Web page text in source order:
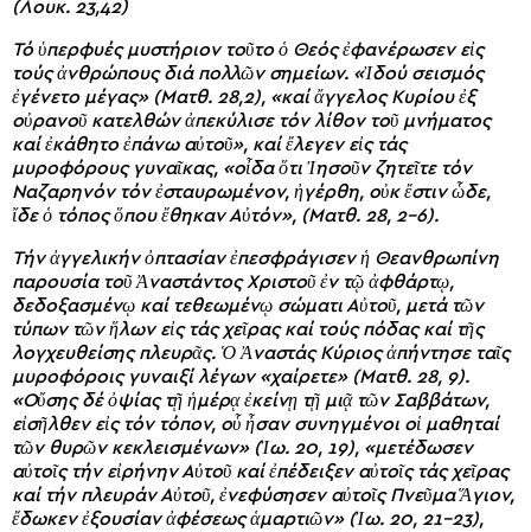
(Λουκ. 23,42)
Τό ὑπερφυές μυστήριον τοῦτο ὁ Θεός ἐφανέρωσεν εἰς
τούς ἀνθρώπους διά πολλῶν σημείων. «Ἰδού σεισμός
ἐγένετο μέγας» (Ματθ. 28,2), «καί ἄγγελος Κυρίου ἐξ
οὐρανοῦ κατελθών ἀπεκύλισε τόν λίθον τοῦ μνήματος
καί ἐκάθητο ἐπάνω αὐτοῦ», καί ἔλεγεν εἰς τάς
μυροφόρους γυναῖκας, «οἶδα ὅτι Ἰησοῦν ζητεῖτε τόν
Ναζαρηνόν τόν ἐσταυρωμένον, ἠγέρθη, οὐκ ἔστιν ὧδε,
ἴδε ὁ τόπος ὅπου ἔθηκαν Αὐτόν», (Ματθ. 28, 2-6).
Τήν ἀγγελικήν ὀπτασίαν ἐπεσφράγισεν ἡ Θεανθρωπίνη
παρουσία τοῦ Ἀναστάντος Χριστοῦ ἐν τῷ ἀφθάρτῳ,
δεδοξασμένῳ καί τεθεωμένῳ σώματι Αὐτοῦ, μετά τῶν
τύπων τῶν ἥλων εἰς τάς χεῖρας καί τούς πόδας καί τῆς
λογχευθείσης πλευρᾶς. Ὁ Ἀναστάς Κύριος ἀπήντησε ταῖς
μυροφόροις γυναιξί λέγων «χαίρετε» (Ματθ. 28, 9).
«Οὔσης δέ ὀψίας τῇ ἡμέρᾳ ἐκείνῃ τῇ μιᾷ τῶν Σαββάτων,
εἰσῆλθεν εἰς τόν τόπον, οὗ ἦσαν συνηγμένοι οἱ μαθηταί
τῶν θυρῶν κεκλεισμένων» (Ἰω. 20, 19), «μετέδωσεν
αὐτοῖς τήν εἰρήνην Αὐτοῦ καί ἐπέδειξεν αὐτοῖς τάς χεῖρας
καί τήν πλευράν Αὐτοῦ, ἐνεφύσησεν αὐτοῖς Πνεῦμα Ἅγιον,
ἔδωκεν ἐξουσίαν ἀφέσεως ἁμαρτιῶν» (Ἰω. 20, 21-23),